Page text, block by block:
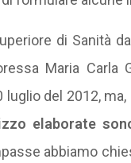
di Sanità
Maria Carla
del 2012,
elaborate
abbiamo